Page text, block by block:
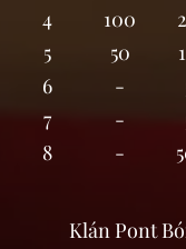
4
100
5
50
6
-
7
-
8
-
Klán Pont